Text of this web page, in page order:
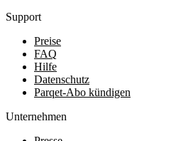
Support
Preise
FAQ
Hilfe
Datenschutz
Parqet-Abo kündigen
Unternehmen